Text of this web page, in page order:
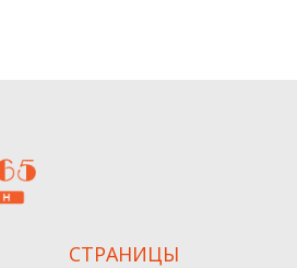
СТРАНИЦЫ